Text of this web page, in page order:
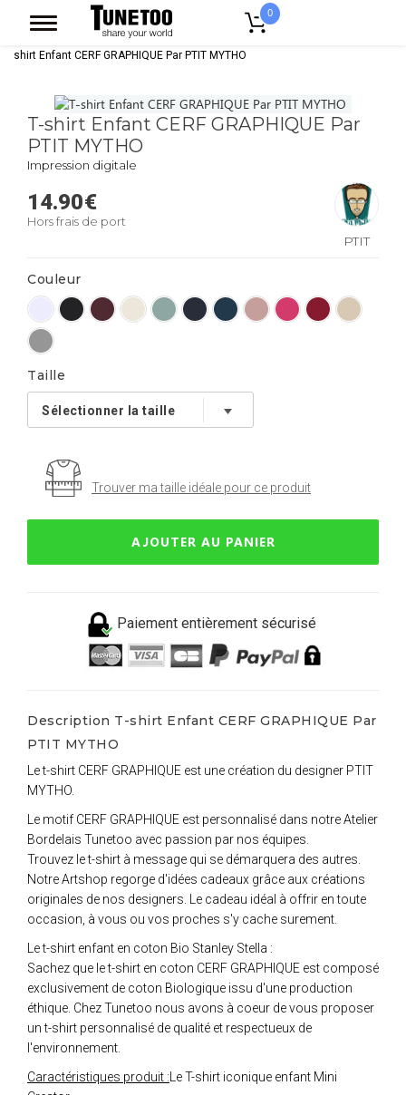
0
Vêtement Enfant Bebe T-shirts Enfant
shirt Enfant CERF GRAPHIQUE Par PTIT MYTHO
T-shirt Enfant CERF GRAPHIQUE Par
PTIT MYTHO
Impression digitale
14.90€
Hors frais de port
PTIT
Couleur
Taille
Trouver ma taille idéale pour ce produit
AJOUTER AU PANIER
Paiement entièrement sécurisé
Description T-shirt Enfant CERF GRAPHIQUE Par
PTIT MYTHO
Le t-shirt CERF GRAPHIQUE est une création du designer PTIT
MYTHO.
Le motif CERF GRAPHIQUE est personnalisé dans notre Atelier
Bordelais Tunetoo avec passion par nos équipes.
Trouvez le t-shirt à message qui se démarquera des autres.
Notre Artshop regorge d'idées cadeaux grâce aux créations
originales de nos designers. Le cadeau idéal à offrir en toute
occasion, à vous ou vos proches s'y cache surement.
Le t-shirt enfant en coton Bio Stanley Stella :
Sachez que le t-shirt en coton CERF GRAPHIQUE est composé
exclusivement de coton Biologique issu d'une production
éthique. Chez Tunetoo nous avons à coeur de vous proposer
un t-shirt personnalisé de qualité et respectueux de
l'environnement.
Caractéristiques produit : Le T-shirt iconique enfant Mini